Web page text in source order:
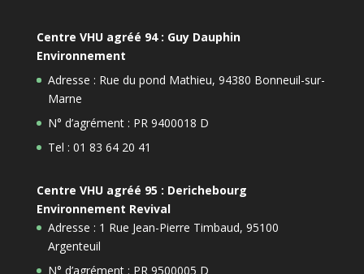
Centre VHU agréé 94 : Guy Dauphin
Environnement
Adresse : Rue du pond Mathieu, 94380 Bonneuil-sur-
Marne
N° d’agrément : PR 9400018 D
Tel : 01 83 64 20 41
Centre VHU agréé 95 : Derichebourg
Environnement Revival
Adresse : 1 Rue Jean-Pierre Timbaud, 95100
Argenteuil
N° d’agrément : PR 9500005 D